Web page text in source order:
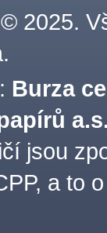
2025.
Burza
a.s.
jsou
a to